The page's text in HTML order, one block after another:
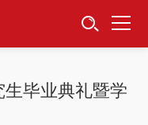
毕业典礼暨学